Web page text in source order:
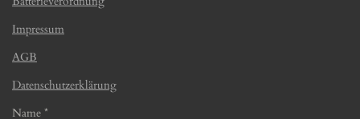
Impressum
AGB
Datenschutzerklärung
Name *